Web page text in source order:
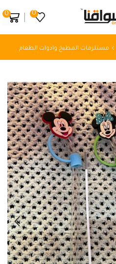
0
0
مستلزمات المطبخ وادوات الطعام